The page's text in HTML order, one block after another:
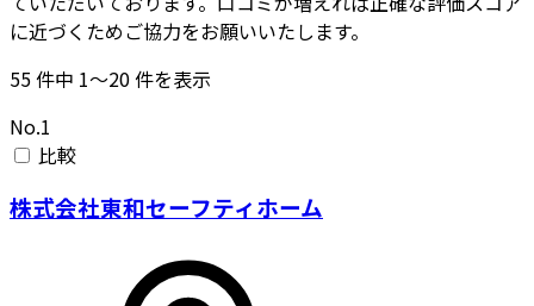
に近づくためご協力をお願いいたします。
55件中 1〜20件を表示
No.1
比較
株式会社東和セーフティホーム